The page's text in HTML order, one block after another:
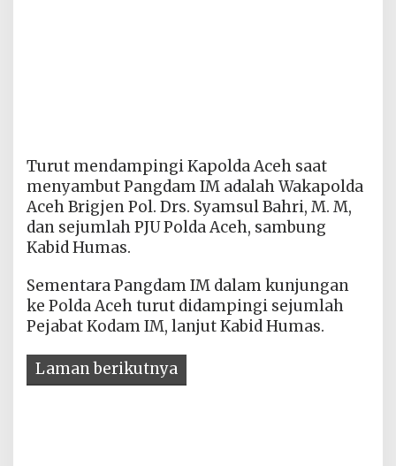
Turut mendampingi Kapolda Aceh saat
menyambut Pangdam IM adalah Wakapolda
Aceh Brigjen Pol. Drs. Syamsul Bahri, M. M,
dan sejumlah PJU Polda Aceh, sambung
Kabid Humas.
Sementara Pangdam IM dalam kunjungan
ke Polda Aceh turut didampingi sejumlah
Pejabat Kodam IM, lanjut Kabid Humas.
Laman berikutnya